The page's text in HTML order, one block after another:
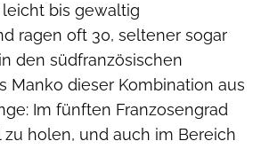
bis gewaltig
ragen oft 30, seltener sogar
den südfranzösischen
Manko dieser Kombination aus
Im fünften Franzosengrad
holen, und auch im Bereich